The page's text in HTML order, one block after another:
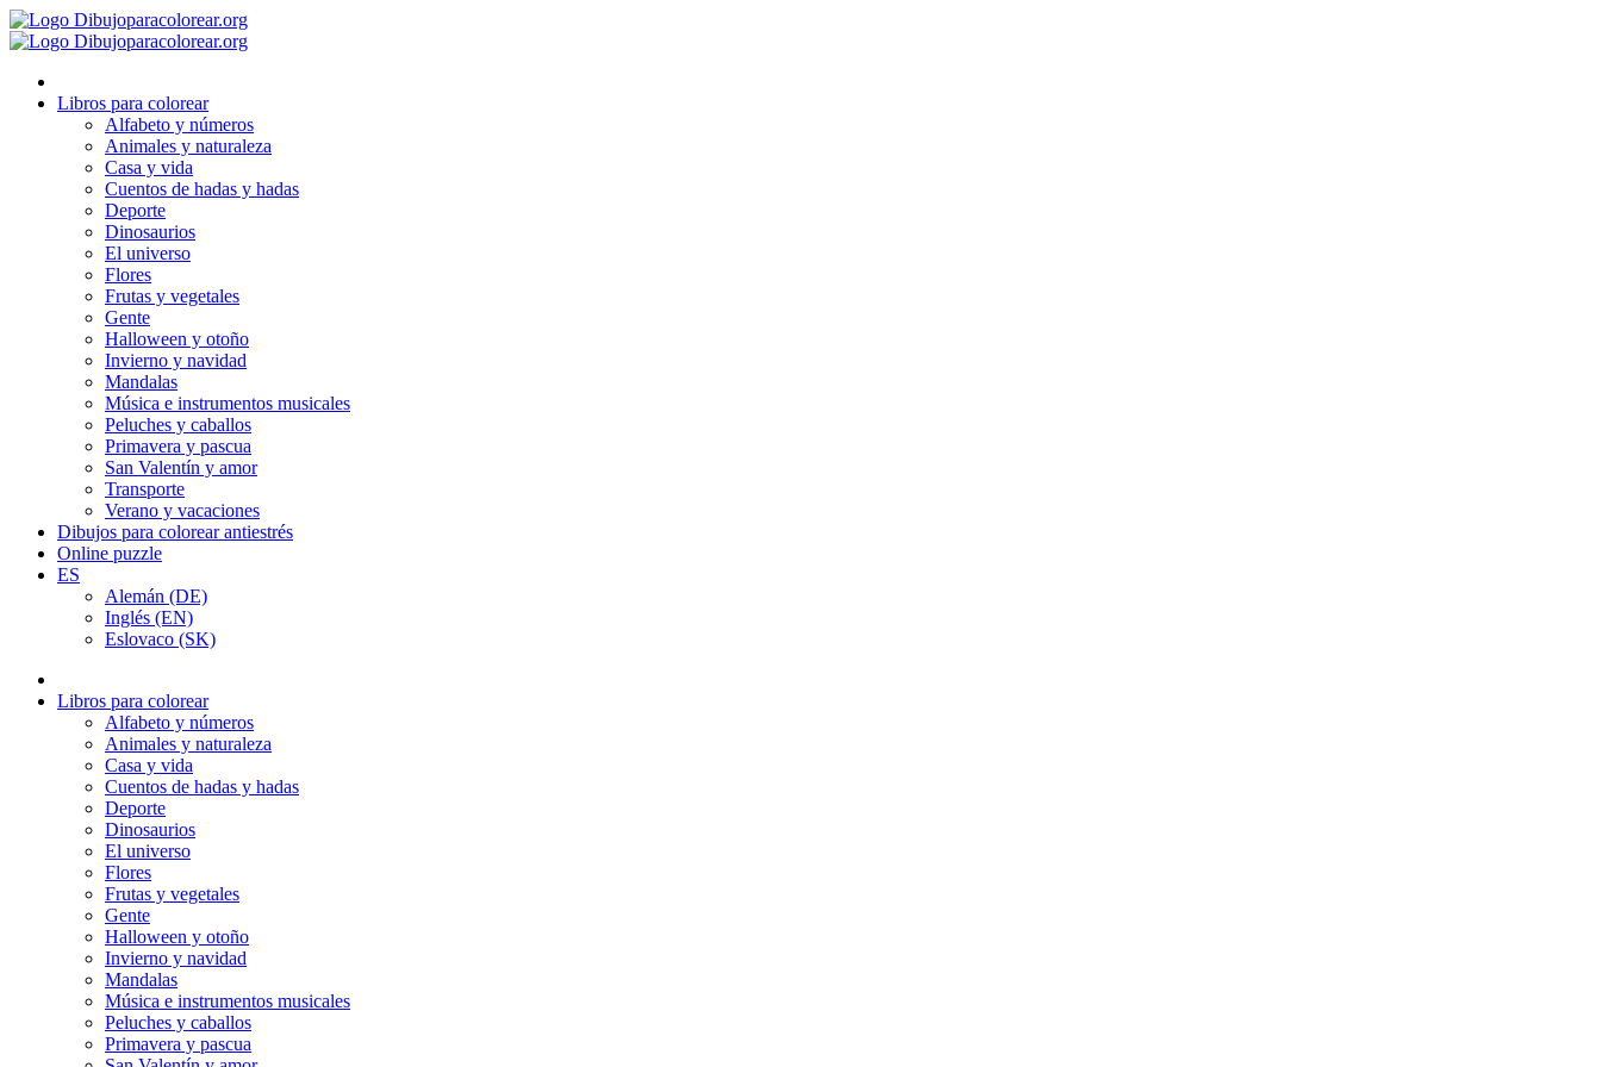
Ir
al
Libros para colorear
Alfabeto y números
Animales y naturaleza
Casa y vida
Cuentos de hadas y hadas
Deporte
Dinosaurios
El universo
Flores
Frutas y vegetales
Gente
Halloween y otoño
Invierno y navidad
Mandalas
Música e instrumentos musicales
Peluches y caballos
Primavera y pascua
San Valentín y amor
Transporte
Verano y vacaciones
Dibujos para colorear antiestrés
Online puzzle
ES
Alemán (DE)
Inglés (EN)
Eslovaco (SK)
Libros para colorear
Alfabeto y números
Animales y naturaleza
Casa y vida
Cuentos de hadas y hadas
Deporte
Dinosaurios
El universo
Flores
Frutas y vegetales
Gente
Halloween y otoño
Invierno y navidad
Mandalas
Música e instrumentos musicales
Peluches y caballos
Primavera y pascua